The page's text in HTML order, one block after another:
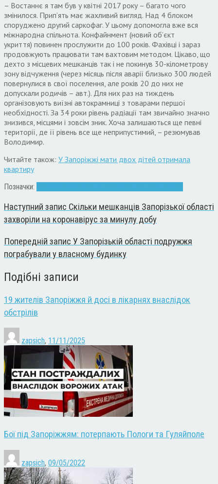
– Востаннє я там був у квітні 2017 року – багато чого
змінилося. Прип’ять має жахливий вигляд. Над 4 блоком
споруджено другий саркофаг. У цьому допомогла вже вся
міжнародна спільнота. Конфайнмент (новий об’єкт
укриття) повинен прослужити до 100 років. Фахівці і зараз
продовжують працювати там вахтовим методом. Цікаво, що
дехто з місцевих мешканців так і не покинув 30-кілометрову
зону відчуження (через місяць після аварії близько 300людей
повернулися в свої поселення, але років 20 до них не
допускали родичів – авт.). Для них раз на тиждень
організовують виїзні автокрамниці з товарами першої
необхідності. За 34 роки рівень радіації там звичайно значно
знизився, місцями і зовсім зник. Хоча залишаються ще певні
території, де її рівень все ще неприпустимий, – резюмував
Володимир.
Читайте також: У Запоріжжі мати двох дітей отримала
квартиру
Позначки:
Наступний запис Скільки мешканців Запорізької області
захворіли на коронавірус за минулу добу
Попередній запис У Запорізькій області подружжя
пограбували у власному будинку
Подібні записи
19 жителів Запоріжжя й досі в лікарнях внаслідок
обстрілів
zapsich, 11/11/2025
Бої під Запоріжжям: потерпають Пологи та Гуляйполе
zapsich, 09/05/2022